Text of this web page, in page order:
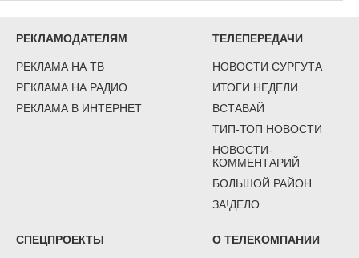
РЕКЛАМОДАТЕЛЯМ
РЕКЛАМА НА ТВ
РЕКЛАМА НА РАДИО
РЕКЛАМА В ИНТЕРНЕТ
ТЕЛЕПЕРЕДАЧИ
НОВОСТИ СУРГУТА
ИТОГИ НЕДЕЛИ
ВСТАВАЙ
ТИП-ТОП НОВОСТИ
НОВОСТИ-
КОММЕНТАРИЙ
БОЛЬШОЙ РАЙОН
ЗА!ДЕЛО
СПЕЦПРОЕКТЫ О ТЕЛЕКОМПАНИИ